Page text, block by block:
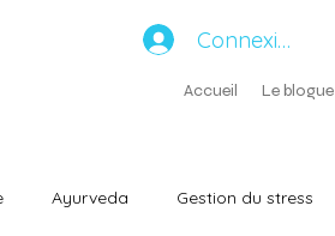
Connexion
Accueil Le blogue
Ayurveda Gestion du stress